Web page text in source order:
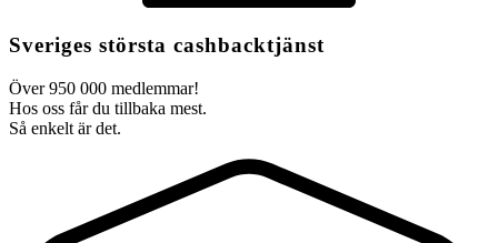
Sveriges största cashbacktjänst
Över 950 000 medlemmar!
Hos oss får du tillbaka mest.
Så enkelt är det.